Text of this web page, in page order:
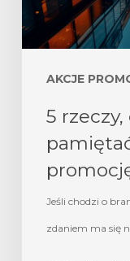
AKCJE
5
Jeśli chodzi o
zdaniem ma się